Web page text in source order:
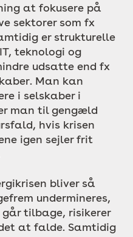
at fokusere på
sektorer som fx
er strukturelle
teknologi og
udsatte end fx
Man kan
i selskaber i
man til gengæld
hvis krisen
igen sejler frit
bliver så
undermineres,
tilbage, risikerer
at falde. Samtidig